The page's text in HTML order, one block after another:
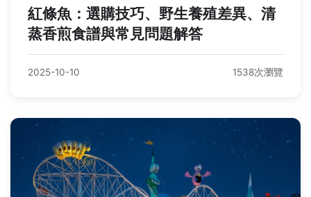
紅條魚：選購技巧、野生養殖差異、清
蒸香煎食譜與常見問題解答
2025-10-10 1538次瀏覽